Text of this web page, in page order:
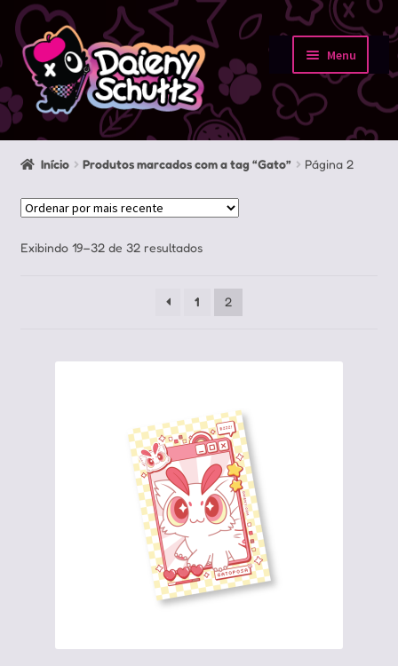
Pular
para
navegação
Pular
para
conteúdo
Menu
Início
Loja
Início Produtos marcados com a tag “Gato” Página 2
Exibindo 19–32 de 32 resultadosClassificado
mais
recente
1 2